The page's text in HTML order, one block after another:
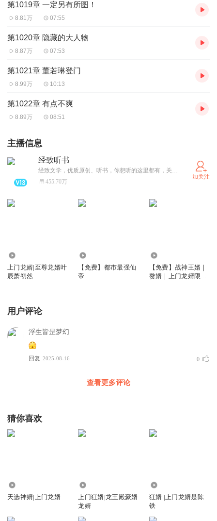
第1019章 一定另有所图！
8.81万 07:55
第1020章 隐藏的大人物
8.87万 07:53
第1021章 董若琳登门
8.99万 10:13
第1022章 有点不爽
8.89万 08:51
主播信息
经致听书
经致文学，优质原创、听书，你想听的这里都有，关注经致听书账号，精彩一触即发！
455.70万
加关注
上门龙婿|至尊龙婿叶
辰萧初然
【免费】都市最强仙
帝
【免费】战神王婿｜
赘婿｜上门龙婿限免
用户评论
浮生皆昰梦幻
回复 2025-08-16 0
查看更多评论
猜你喜欢
天选神婿|上门龙婿
上门狂婿|龙王殿豪婿
龙婿
狂婿 |上门龙婿是陈
铁